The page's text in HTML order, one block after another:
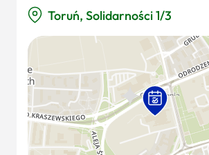
Toruń, Solidarności 1/3